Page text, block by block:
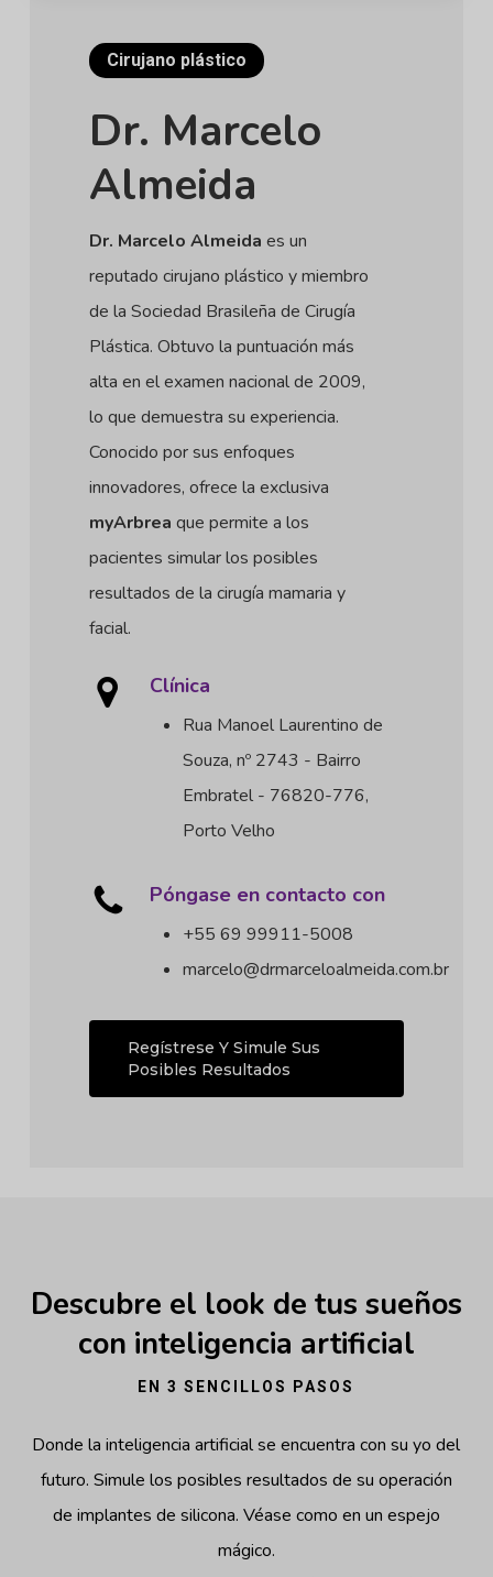
Cirujano plástico
Dr. Marcelo
Almeida
Dr. Marcelo Almeida es un
reputado cirujano plástico y miembro
de la Sociedad Brasileña de Cirugía
Plástica. Obtuvo la puntuación más
alta en el examen nacional de 2009,
lo que demuestra su experiencia.
Conocido por sus enfoques
innovadores, ofrece la exclusiva
myArbrea que permite a los
pacientes simular los posibles
resultados de la cirugía mamaria y
facial.
Clínica
Rua Manoel Laurentino de
Souza, nº 2743 - Bairro
Embratel - 76820-776,
Porto Velho
Póngase en contacto con
+55 69 99911-5008
marcelo@drmarceloalmeida.com.br
Regístrese Y Simule Sus
Posibles Resultados
Descubre el look de tus sueños
con inteligencia artificial
EN 3 SENCILLOS PASOS
Donde la inteligencia artificial se encuentra con su yo del
futuro. Simule los posibles resultados de su operación
de implantes de silicona. Véase como en un espejo
mágico.